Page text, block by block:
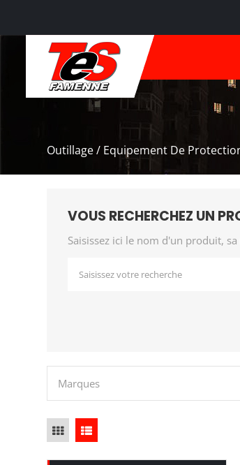
Outillage / Equipement De
VOUS RECHERCHEZ UN
Saisissez ici le nom d'un produit,
Marques